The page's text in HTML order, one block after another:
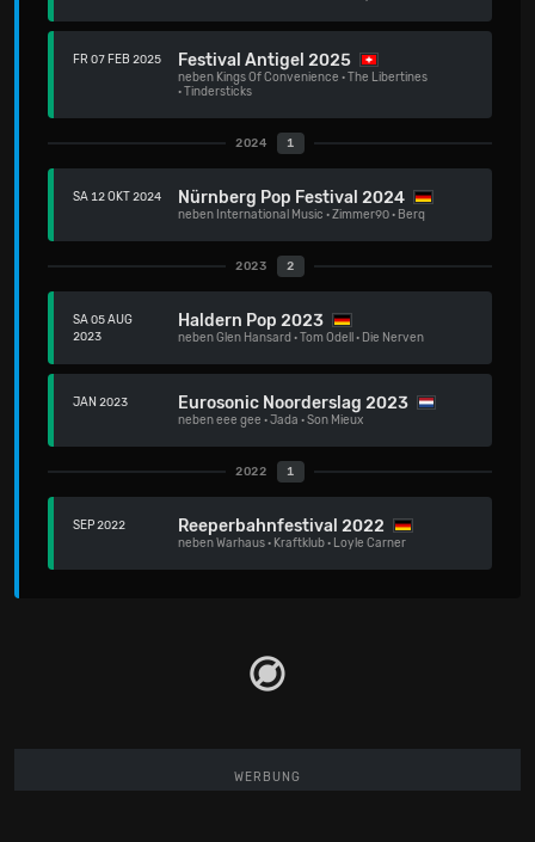
FR 07 FEB 2025 Festival Antigel 2025
neben Kings Of Convenience ·The Libertines
·Tindersticks
2024 1
SA 12 OKT 2024 Nürnberg Pop Festival 2024
neben International Music ·Zimmer90· Berq
2023 2
SA 05 AUG
2023
Haldern Pop 2023
nebenGlen Hansard ·Tom Odell · Die Nerven
JAN 2023 Eurosonic Noorderslag 2023
nebeneee gee ·Jada ·Son Mieux
2022 1
SEP 2022 Reeperbahnfestival 2022
nebenWarhaus· Kraftklub· Loyle Carner
WERBUNG